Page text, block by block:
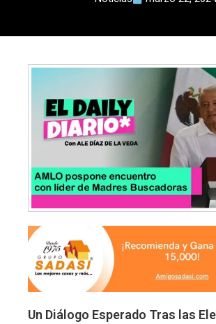
Un Diálogo Esperado Tras las